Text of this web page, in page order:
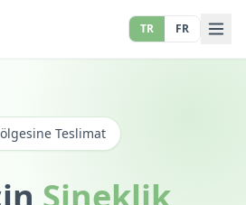
TR FR
Teslimat